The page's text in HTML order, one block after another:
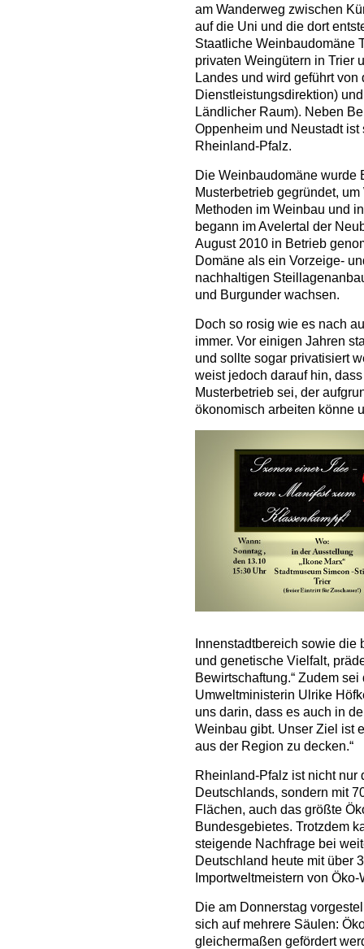
am Wanderweg zwischen
auf die Uni und die dort
Staatliche Weinbaudomäne
privaten Weingütern in Trier
Landes und wird geführt
Dienstleistungsdirektion)
Ländlicher Raum). Neben
Oppenheim und Neustadt
Rheinland-Pfalz.
Die Weinbaudomäne wurde
Musterbetrieb gegründet,
Methoden im Weinbau und
begann im Avelertal der
August 2010 in Betrieb
Domäne als ein Vorzeige-
nachhaltigen
und Burgunder wachsen.
Doch so rosig wie es nach
immer. Vor einigen Jahren
und sollte sogar privatisiert
weist jedoch darauf hin,
Musterbetrieb sei, der
ökonomisch arbeiten könne
Innenstadtbereich sowie
und genetische Vielfalt,
Bewirtschaftung.“ Zudem
Umweltministerin Ulrike
uns darin, dass es auch in
Weinbau gibt. Unser Ziel ist
aus der Region zu decken.“
Rheinland-Pfalz ist nicht
Deutschlands, sondern mit
Flächen, auch das größte
Bundesgebietes. Trotzdem
steigende Nachfrage bei
Deutschland heute mit über
Importweltmeistern von
Die am Donnerstag
sich auf mehrere Säulen:
gleichermaßen gefördert